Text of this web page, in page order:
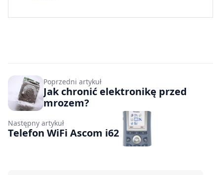
Poprzedni artykuł
Jak chronić elektronikę przed
mrozem?
Następny artykuł
Telefon WiFi Ascom i62